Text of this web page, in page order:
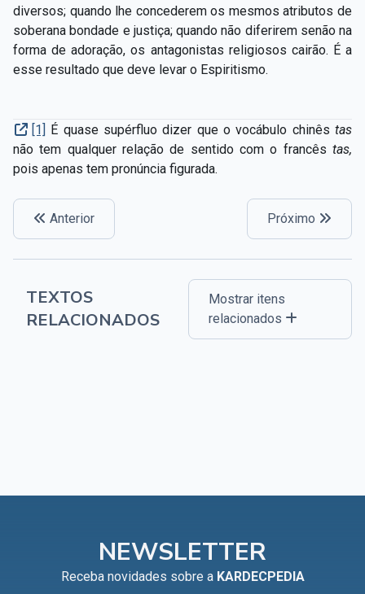
diversos; quando lhe concederem os mesmos atributos de
soberana bondade e justiça; quando não diferirem senão na
forma de adoração, os antagonistas religiosos cairão. É a
esse resultado que deve levar o Espiritismo.
[1] É quase supérfluo dizer que o vocábulo chinês tas
não tem qualquer relação de sentido com o francês tas,
pois apenas tem pronúncia figurada.
Anterior Próximo
TEXTOS
RELACIONADOS
Mostrar itens
relacionados
NEWSLETTER
Receba novidades sobre a KARDECPEDIA